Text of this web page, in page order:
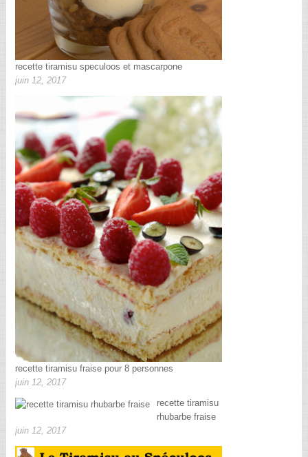
recette tiramisu speculoos et mascarpone
juin 12, 2017
recette tiramisu fraise pour 8 personnes
juin 12, 2017
recette tiramisu
rhubarbe fraise
juin 12, 2017